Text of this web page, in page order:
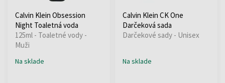
Calvin Klein Obsession
Night Toaletná voda
125ml - Toaletné vody -
Muži
Na sklade
Calvin Klein CK One
Darčeková sada
Darčekové sady - Unisex
Na sklade